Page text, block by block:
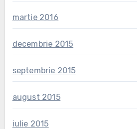
martie 2016
decembrie 2015
septembrie 2015
august 2015
iulie 2015